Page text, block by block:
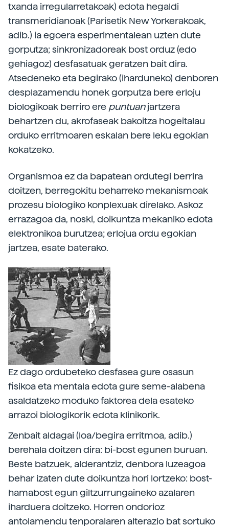
txanda irregularretakoak) edota hegaldi
transmeridianoak (Parisetik New Yorkerakoak,
adib.) ia egoera esperimentalean uzten dute
gorputza; sinkronizadoreak bost orduz (edo
gehiagoz) desfasatuak geratzen bait dira.
Atsedeneko eta begirako (iharduneko) denboren
desplazamendu honek gorputza bere erloju
biologikoak berriro ere puntuanjartzera
behartzen du, akrofaseak bakoitza hogeitalau
orduko erritmoaren eskalan bere leku egokian
kokatzeko.
Organismoa ez da bapatean ordutegi berrira
doitzen, berregokitu beharreko mekanismoak
prozesu biologiko konplexuak direlako. Askoz
errazagoa da, noski, doikuntza mekaniko edota
elektronikoa burutzea; erlojua ordu egokian
jartzea, esate baterako.
Ez dago ordubeteko desfasea gure osasun
fisikoa eta mentala edota gure seme-alabena
asaldatzeko moduko faktorea dela esateko
arrazoi biologikorik edota klinikorik.
Zenbait aldagai (loa/begira erritmoa, adib.)
berehala doitzen dira: bi-bost egunen buruan.
Beste batzuek, alderantziz, denbora luzeagoa
behar izaten dute doikuntza hori lortzeko: bost-
hamabost egun giltzurrungaineko azalaren
iharduera doitzeko. Horren ondorioz
antolamendu tenporalaren alterazio bat sortuko